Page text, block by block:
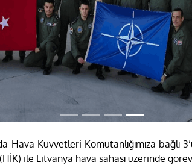
Hava Kuvvetleri Komutanlığımıza bağlı
ile Litvanya hava sahası üzerinde